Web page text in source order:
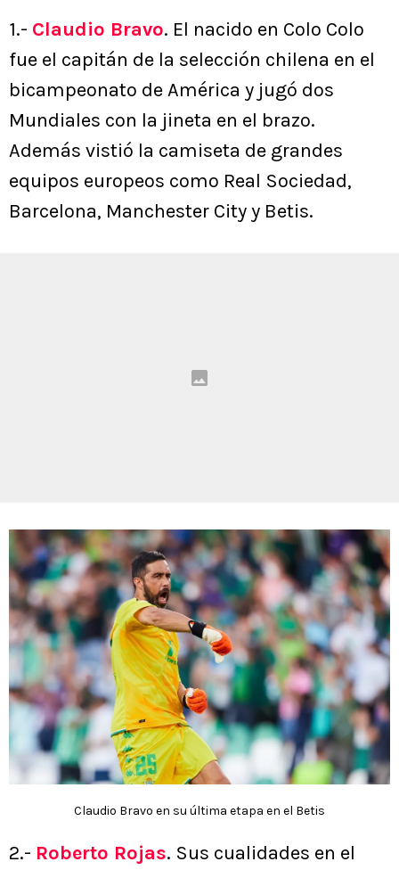
1.- Claudio Bravo. El nacido en Colo Colo
fue el capitán de la selección chilena en el
bicampeonato de América y jugó dos
Mundiales con la jineta en el brazo.
Además vistió la camiseta de grandes
equipos europeos como Real Sociedad,
Barcelona, Manchester City y Betis.
Claudio Bravo en su última etapa en el Betis
2.- Roberto Rojas. Sus cualidades en el